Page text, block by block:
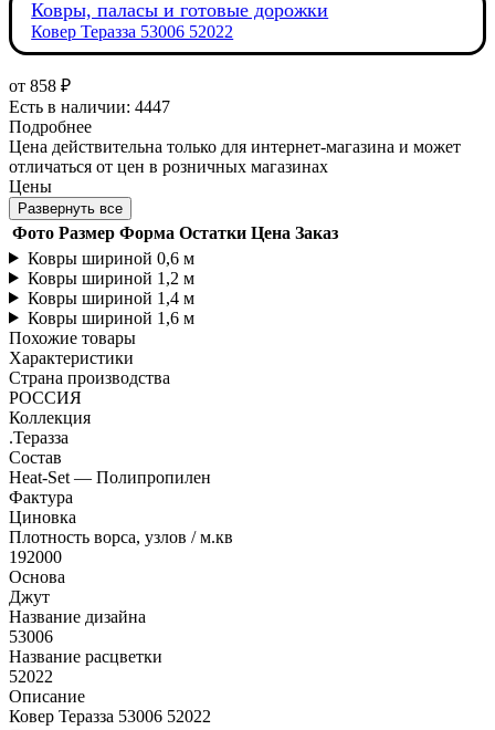
Ковры, паласы и готовые дорожки
Ковер Теразза 53006 52022
от 858 ₽
Есть в наличии: 4447
Подробнее
Цена действительна только для интернет-магазина и может
отличаться от цен в розничных магазинах
Цены
Развернуть все
Фото Размер Форма Остатки Цена Заказ
Ковры шириной 0,6 м
Ковры шириной 1,2 м
Ковры шириной 1,4 м
Ковры шириной 1,6 м
Похожие товары
Характеристики
Страна производства
РОССИЯ
Коллекция
.Теразза
Состав
Heat-Set — Полипропилен
Фактура
Циновка
Плотность ворса, узлов / м.кв
192000
Основа
Джут
Название дизайна
53006
Название расцветки
52022
Описание
Ковер Теразза 53006 52022